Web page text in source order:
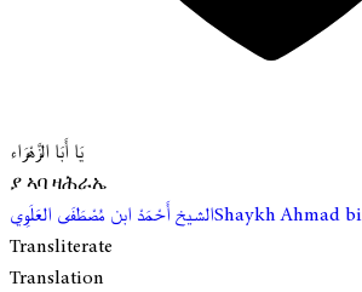
يَا أَبَا الزَّهْرَاء
ያ ኣባ ዛሕራኤ
الشيخ أَحْمَدْ ابن مُصْطَفَى العَلَوِيShaykh Ahmad
Transliterate
Translation